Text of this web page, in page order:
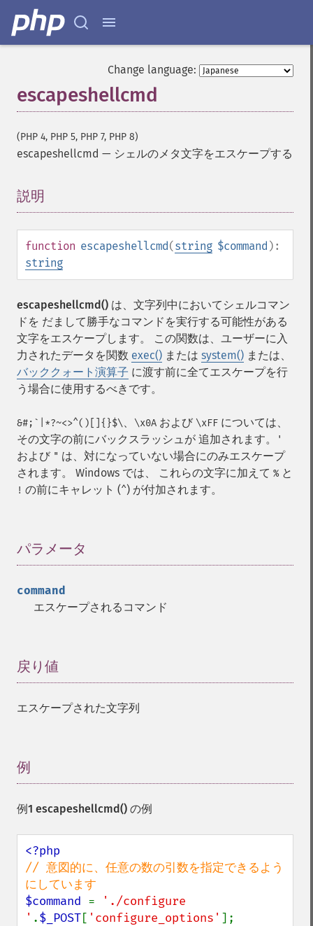
Change language:
escapeshellcmd
(PHP 4, PHP 5, PHP 7, PHP 8)
escapeshellcmd — シェルのメタ文字をエスケープする
説明
function escapeshellcmd(string $command ):
string
escapeshellcmd() は、文字列中においてシェルコマン
ドを だまして勝手なコマンドを実行する可能性がある
文字をエスケープします。 この関数は、ユーザーに入
力されたデータを関数 exec() または system() または、
バッククォート演算子 に渡す前に全てエスケープを行
う場合に使用するべきです。
&#;`|*?~<>^()[]{}$\、 \x0A および \xFF については、
その文字の前にバックスラッシュが 追加されます。
'
および " は、対になっていない場合にのみエスケープ
されます。 Windows では、 これらの文字に加えて % と
! の前にキャレット (^) が付加されます。
パラメータ
command
エスケープされるコマンド
戻り値
エスケープされた文字列
例
例1 escapeshellcmd() の例
// 意図的に、任意の数の引数を指定できるよう
$command =
'./configure
' .$_POST[ 'configure_options' ];